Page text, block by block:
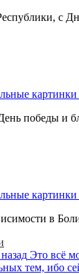
с
картинки
победы и
картинки
в
Это всё
тем, ибо